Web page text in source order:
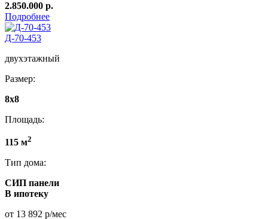
2.850.000 р.
Подробнее
Д-70-453
двухэтажный
Размер:
8х8
Площадь:
115 м2
Тип дома:
СИП панели
В ипотеку
от 13 892 р/мес